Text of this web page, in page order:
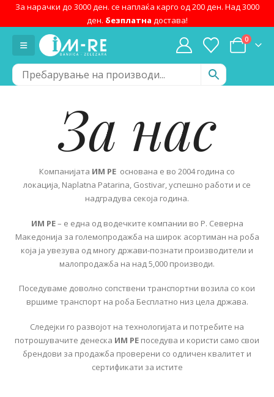
За нарачки до 3000 ден. се наплаќа карго од 200 ден. Над 3000
ден. безплатна достава!
0
За нас
Компанијата ИМ РЕ основана е во 2004 година со
локација, Naplatna Patarina, Gostivar, успешно работи и се
надградува секоја година.
ИМ РЕ– е една од водечките компании во Р. Северна
Македонија за големопродажба на широк асортиман на роба
која ја увезува од многу држави-познати производители и
малопродажба на над 5,000 производи.
Поседуваме доволно сопствени транспортни возила со кои
вршиме транспорт на роба Бесплатно низ цела држава.
Следејки го развојот на технологијата и потребите на
потрошувачите денеска ИМ РЕ поседува и користи само свои
брендови за продажба проверени со одличен квалитет и
сертификати за истите